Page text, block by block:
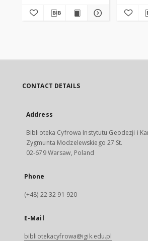
CONTACT DETAILS
Address
Biblioteka Cyfrowa Instytutu Geodezji i
Zygmunta Modzelewskiego 27 St.
02-679 Warsaw, Poland
Phone
(+48) 22 32 91 920
E-Mail
bibliotekacyfrowa@igik.edu.pl